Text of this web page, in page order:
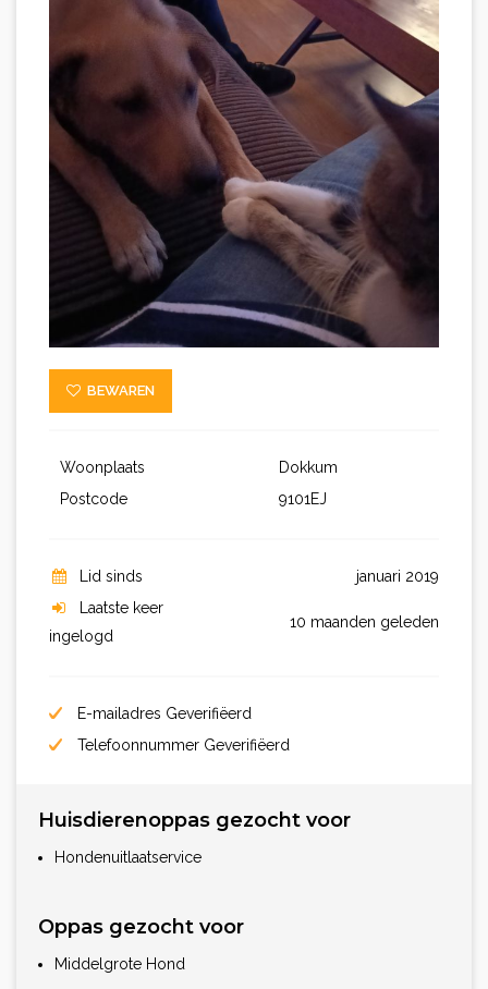
BEWAREN
Woonplaats
Dokkum
Postcode
9101EJ
Lid sinds
januari 2019
Laatste keer
ingelogd
10 maanden geleden
E-mailadres Geverifiëerd
Telefoonnummer Geverifiëerd
Huisdierenoppas gezocht voor
Hondenuitlaatservice
Oppas gezocht voor
Middelgrote Hond